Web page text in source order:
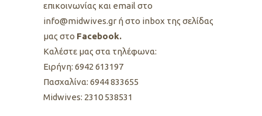
επικοινωνίας και email στο
info@midwives.gr ή στο inbox της σελίδας
μας στο Facebook.
Καλέστε μας στα τηλέφωνα:
Ειρήνη: 6942 613197
Πασχαλίνα: 6944 833655
Midwives: 2310 538531